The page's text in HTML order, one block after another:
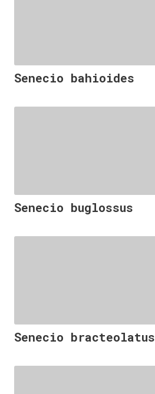
Senecio bahioides
Senecio buglossus
Senecio bracteolatus